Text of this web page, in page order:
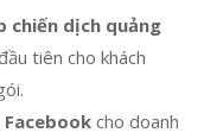
chiến dịch quảng
tiên cho khách
cho doanh